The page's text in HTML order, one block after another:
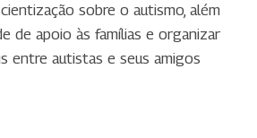
sobre o autismo, além
de apoio às famílias e organizar
entre autistas e seus amigos